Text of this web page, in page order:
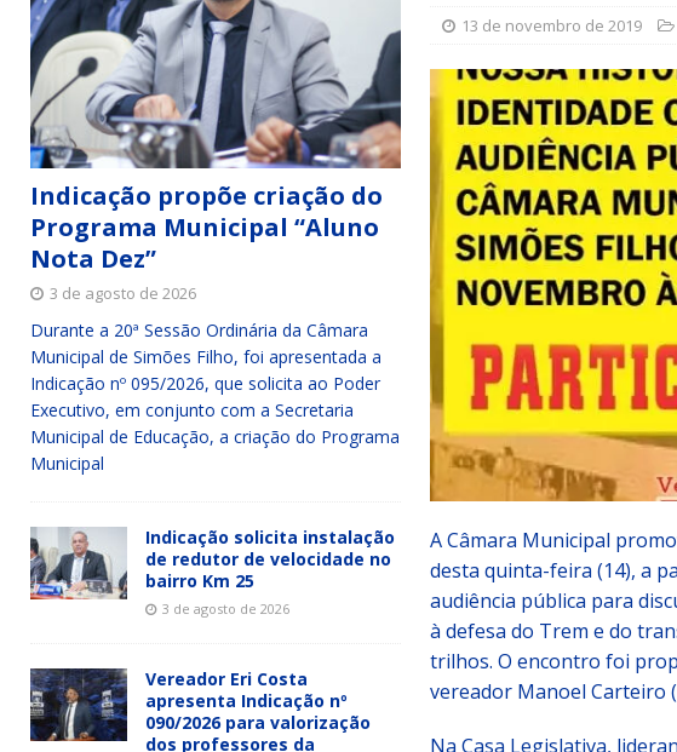
DESTAQUE
[ 3 de agosto de 2026 ] Indicação propõe criação do Programa Municipal
13 de novembro de 2019
A Câmara Municipal
desta quinta-feira (14), a
audiência pública para
à defesa do Trem e do
trilhos. O encontro foi
vereador Manoel Carteiro
Na Casa Legislativa,
Indicação propõe criação do
Programa Municipal “Aluno
Nota Dez”
3 de agosto de 2026
Durante a 20ª Sessão Ordinária da Câmara
Municipal de Simões Filho, foi apresentada a
Indicação nº 095/2026, que solicita ao Poder
Executivo, em conjunto com a Secretaria
Municipal de Educação, a criação do Programa
Municipal
Indicação solicita instalação
de redutor de velocidade no
bairro Km 25
3 de agosto de 2026
Vereador Eri Costa
apresenta Indicação nº
090/2026 para valorização
dos professores da